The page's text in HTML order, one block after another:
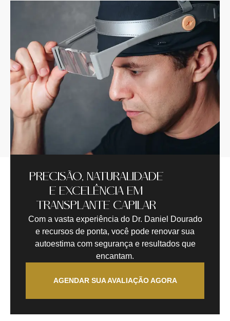
PRECISÃO, NATURALIDADE
E EXCELÊNCIA EM
TRANSPLANTE CAPILAR
Com a vasta experiência do Dr. Daniel Dourado
e recursos de ponta, você pode renovar sua
autoestima com segurança e resultados que
encantam.
AGENDAR SUA AVALIAÇÃO AGORA